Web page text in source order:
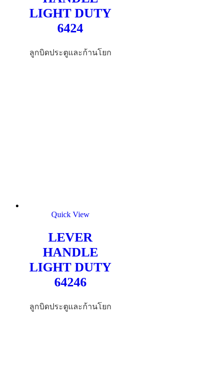
LIGHT DUTY
6424
ลูกบิดประตูและก้านโยก
Quick View
LEVER
HANDLE
LIGHT DUTY
64246
ลูกบิดประตูและก้านโยก